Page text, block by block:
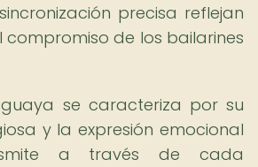
precisa reflejan
de los bailarines
se caracteriza por su
y la expresión emocional
a través de cada